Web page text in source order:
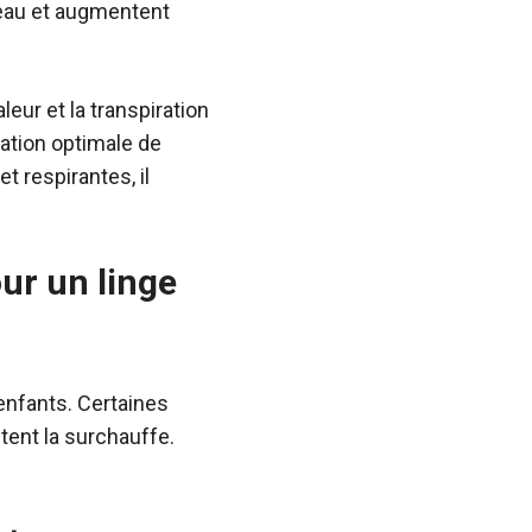
et augmentent
et la transpiration
optimale de
respirantes, il
un linge
Certaines
la surchauffe.